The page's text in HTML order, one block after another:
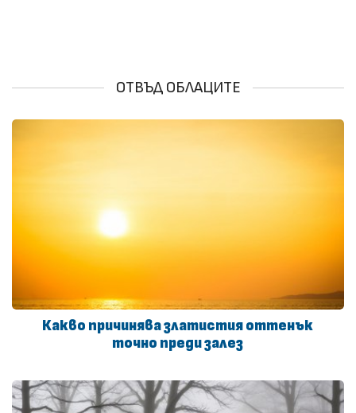
ОТВЪД ОБЛАЦИТЕ
Какво причинява златистия оттенък
точно преди залез